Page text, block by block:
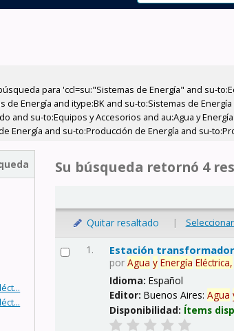
para 'ccl=su:"Sistemas de Energía" and su-
de Energía and itype:BK and su-to:Sistemas de
and su-to:Equipos y Accesorios and au:Agua y
Energía and su-to:Producción de Energía and su-
Su búsqueda retornó 4
Quitar resaltado |
1. Estación
porAgua y Energía Eléctrica,
Idioma:Español
Editor:Buenos Aires:Agua
Disponibilidad: Ítems